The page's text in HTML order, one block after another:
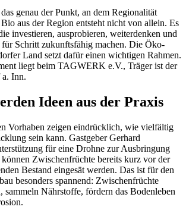
genau der Punkt, an dem Regionalität
aus der Region entsteht nicht von allein. Es
investieren, ausprobieren, weiterdenken und
Schritt zukunftsfähig machen. Die Öko-
Land setzt dafür einen wichtigen Rahmen.
liegt beim TAGWERK e.V., Träger ist der
Inn.
Ideen aus der Praxis
Vorhaben zeigen eindrücklich, wie vielfältig
sein kann. Gastgeber Gerhard
für eine Drohne zur Ausbringung
Zwischenfrüchte bereits kurz vor der
Bestand eingesät werden. Das ist für den
besonders spannend: Zwischenfrüchte
sammeln Nährstoffe, fördern das Bodenleben